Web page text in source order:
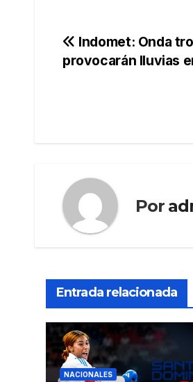
Navegación
de
Indomet: Onda
provocarán lluvias
Por
Entrada relacionada
NACIONALES